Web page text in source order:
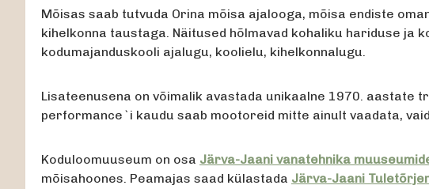
Mõisas saab tutvuda Orina mõisa ajalooga, mõisa endiste
kihelkonna taustaga. Näitused hõlmavad kohaliku hariduse ja
kodumajanduskooli ajalugu, koolielu, kihelkonnalugu.
Lisateenusena on võimalik avastada unikaalne 1970. aastate
performance`i kaudu saab mootoreid mitte ainult vaadata,
Koduloomuuseum on osa Järva-Jaani vanatehnika
mõisahoones. Peamajas saad külastada Järva-Jaani